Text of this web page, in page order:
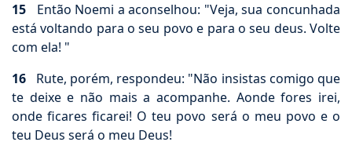
15 Então Noemi a aconselhou: "Veja, sua concunhada
está voltando para o seu povo e para o seu deus. Volte
com ela! "
16 Rute, porém, respondeu: "Não insistas comigo que
te deixe e não mais a acompanhe. Aonde fores irei,
onde ficares ficarei! O teu povo será o meu povo e o
teu Deus será o meu Deus!